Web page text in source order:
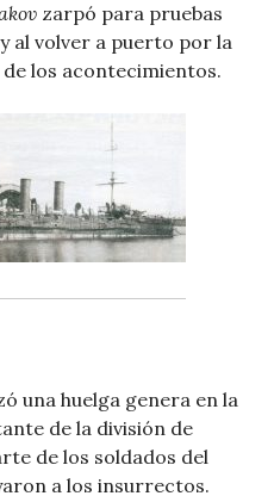
zarpó para pruebas
al volver a puerto por la
los acontecimientos.
una huelga genera en la
de la división de
de los soldados del
a los insurrectos.